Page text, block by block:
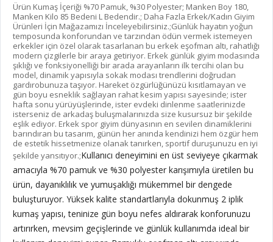
Ürün Kumaş İçeriği %70 Pamuk, %30 Polyester; Manken Boy 180,
Manken Kilo 85 Bedeni L Bedendir.; Daha Fazla Erkek/Kadın Giyim
Ürünleri İçin Mağazamızı İnceleyebilirsiniz.;Günlük hayatın yoğun
temposunda konforundan ve tarzından ödün vermek istemeyen
erkekler için özel olarak tasarlanan bu erkek eşofman altı, rahatlığı
modern çizgilerle bir araya getiriyor. Erkek günlük giyim modasında
şıklığı ve fonksiyonelliği bir arada arayanların ilk tercihi olan bu
model, dinamik yapısıyla sokak modası trendlerini doğrudan
gardırobunuza taşıyor. Hareket özgürlüğünüzü kısıtlamayan ve
gün boyu esneklik sağlayan rahat kesim yapısı sayesinde; ister
hafta sonu yürüyüşlerinde, ister evdeki dinlenme saatlerinizde
isterseniz de arkadaş buluşmalarınızda size kusursuz bir şekilde
eşlik ediyor. Erkek spor giyim dünyasının en sevilen dinamiklerini
barındıran bu tasarım, günün her anında kendinizi hem özgür hem
de estetik hissetmenize olanak tanırken, sportif duruşunuzu en iyi
şekilde yansıtıyor.;Kullanıcı deneyimini en üst seviyeye çıkarmak
amacıyla %70 pamuk ve %30 polyester karışımıyla üretilen bu
ürün, dayanıklılık ve yumuşaklığı mükemmel bir dengede
buluşturuyor. Yüksek kalite standartlarıyla dokunmuş 2 iplik
kumaş yapısı, teninize gün boyu nefes aldırarak konforunuzu
artırırken, mevsim geçişlerinde ve günlük kullanımda ideal bir